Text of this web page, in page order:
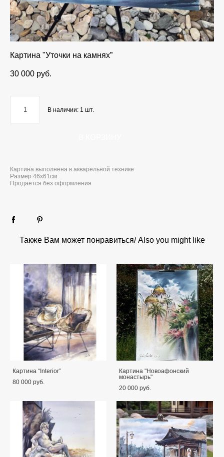
Картина "Уточки на камнях”
30 000 pуб.
В наличии: 1 шт.
Картина выполнена в акварельной технике
Размер 46x61см
Продается без оформления
Также Вам может понравиться/ Also you might like
Картина “Interior”
80 000 pуб.
Картина "Новоафонский
монастырь"
20 000 pуб.